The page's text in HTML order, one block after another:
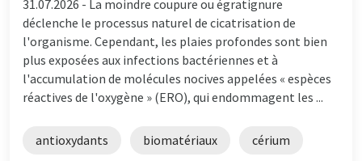
31.07.2026 - La moindre coupure ou égratignure
déclenche le processus naturel de cicatrisation de
l'organisme. Cependant, les plaies profondes sont bien
plus exposées aux infections bactériennes et à
l'accumulation de molécules nocives appelées « espèces
réactives de l'oxygène » (ERO), qui endommagent les ...
antioxydants biomatériaux cérium